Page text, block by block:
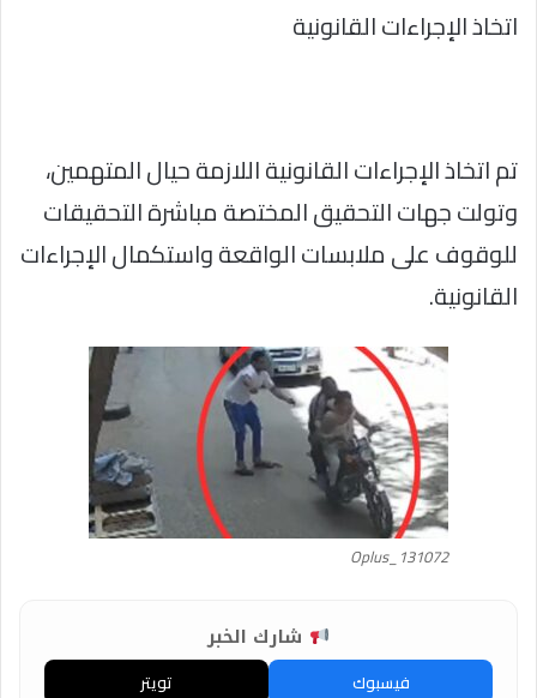
اتخاذ الإجراءات القانونية
تم اتخاذ الإجراءات القانونية اللازمة حيال المتهمين،
وتولت جهات التحقيق المختصة مباشرة التحقيقات
للوقوف على ملابسات الواقعة واستكمال الإجراءات
القانونية.
Oplus_131072
شارك الخبر
فيسبوك
تويتر